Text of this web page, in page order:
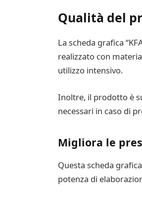
Qualità del
La scheda grafica
realizzato con
utilizzo intensivo.
Inoltre, il prodotto è
necessari in caso di
Migliora le
Questa scheda
potenza di